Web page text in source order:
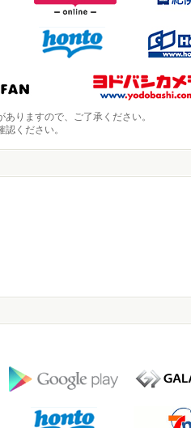
りますので、ご了承ください。
ください。